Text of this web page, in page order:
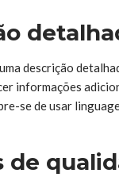
descrição
informações
se de usar
de